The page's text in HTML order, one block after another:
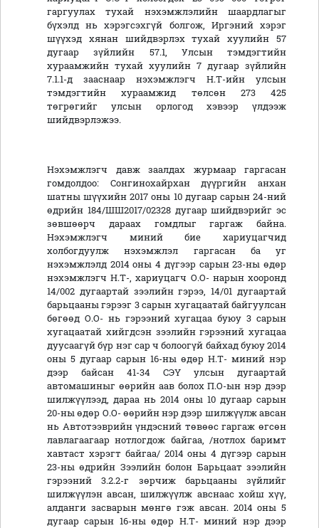
гаргуулах тухай нэхэмжлэлийн шаардлагыг
бүхэлд нь хэрэгсэхгүй болгож, Иргэний хэрэг
шүүхэд хянан шийдвэрлэх тухай хуулийн 57
дугаар зүйлийн 57.1, Улсын тэмдэгтийн
хураамжийн тухай хуулийн 7 дугаар зүйлийн
7.1.1-д зааснаар нэхэмжлэгч Н.Т-ийн улсын
тэмдэгтийн хураамжид төлсөн 273 425
төгрөгийг улсын орлогод хэвээр үлдээж
шийдвэрлэжээ.
Нэхэмжлэгч давж заалдах журмаар гаргасан
гомдолдоо: Сонгинохайрхан дүүргийн анхан
шатны шүүхийн 2017 оны 10 дугаар сарын 24-ний
өдрийн 184/ШШ2017/02328 дугаар шийдвэрийг эс
зөвшөөрч дараах гомдлыг гаргаж байна.
Нэхэмжлэгч миний бие хариуцагчид
холбогдуулж нэхэмжлэл гаргасан ба уг
нэхэмжлэлд 2014 оны 4 дүгээр сарын 23-ны өдөр
нэхэмжлэгч Н.Т-, хариуцагч О.О- нарын хооронд
14/002 дугаартай зээлийн гэрээ, 14/01 дугаартай
барьцааны гэрээг 3 сарын хугацаатай байгуулсан
бөгөөд О.О- нь гэрээний хугацаа буюу 3 сарын
хугацаатай хийгдсэн зээлийн гэрээний хугацаа
дуусаагүй бүр нэг cap ч болоогүй байхад буюу 2014
оны 5 дугаар сарын 16-ны өдөр Н.Т- миний нэр
дээр байсан 41-34 СЭҮ улсын дугаартай
автомашиныг өөрийн аав болох П.О-ын нэр дээр
шилжүүлээд, дараа нь 2014 оны 10 дугаар сарын
20-ны өдөр О.О- өөрийн нэр дээр шилжүүлж авсан
нь Автотээврийн үндэсний төвөөс гаргаж өгсөн
лавлагаагаар нотлогдож байгаа, /нотлох баримт
хавтаст хэрэгт байгаа/ 2014 оны 4 дүгээр сарын
23-ны өдрийн Зээлийн болон Барьцаат зээлийн
гэрээний 3.2.2-г зөрчиж барьцааны зүйлийг
шилжүүлэн авсан, шилжүүлж авснаас хойш хүү,
алданги засварын мөнгө гэж авсан. 2014 оны 5
дугаар сарын 16-ны өдөр Н.Т- миний нэр дээр